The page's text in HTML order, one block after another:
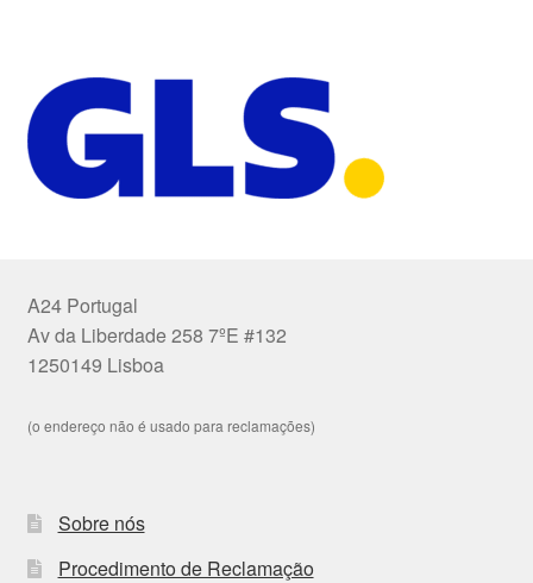
A24 Portugal
Av da Liberdade 258 7ºE #132
1250149 Lisboa
(o endereço não é usado para reclamações)
Sobre nós
Procedimento de Reclamação